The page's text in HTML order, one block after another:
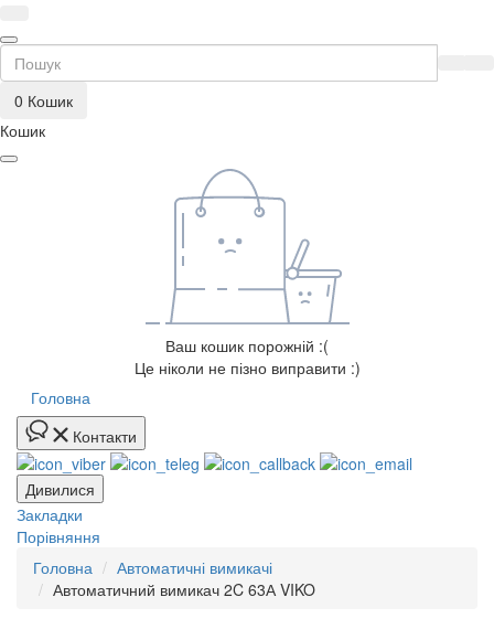
0 Кошик
Кошик
Ваш кошик порожній :(
Це ніколи не пізно виправити :)
Головна
Контакти
Дивилися
Закладки
Порівняння
Головна
Автоматичні вимикачі
Автоматичний вимикач 2C 63А VIKO